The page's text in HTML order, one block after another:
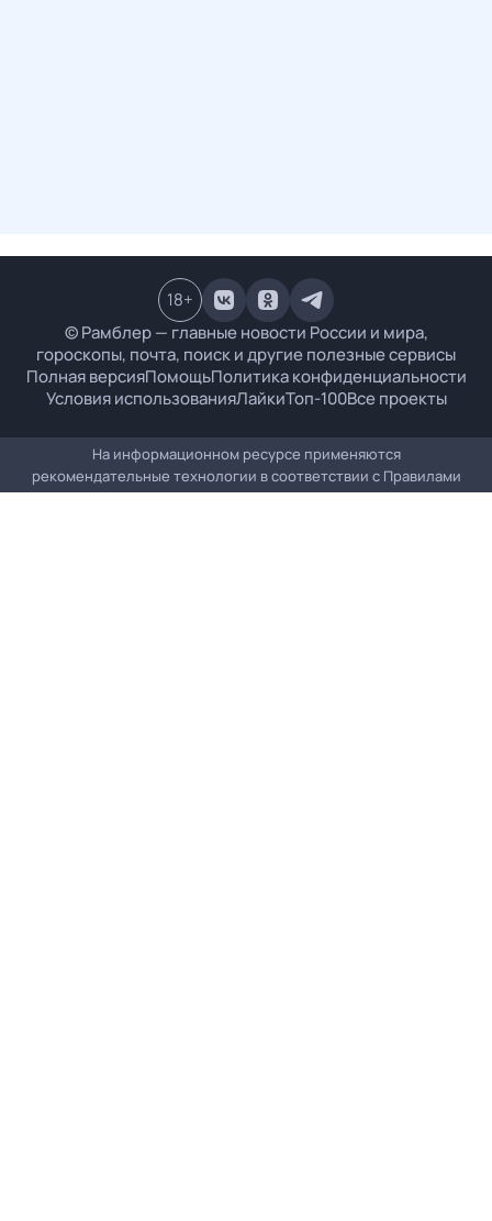
© Рамблер — главные новости России и мира,
гороскопы, почта, поиск и другие полезные сервисы
Полная версияПомощьПолитика конфиденциальности
Условия использованияЛайкиТоп-100Все проекты
18+
На информационном ресурсе применяются
рекомендательные технологии в соответствии с Правилами